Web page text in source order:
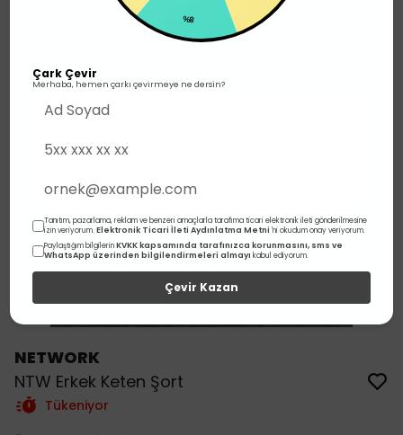
NETWORK
NTW Erkek Keten Şort
Tükeniyor
8%
Çark Çevir
Merhaba, hemen çarkı çevirmeye ne dersin?
Tanıtım, pazarlama, reklam ve benzeri amaçlarla tarafıma ticari elektronik ileti gönderilmesine
izin veriyorum.Elektronik Ticari İleti Aydınlatma Metni 'ni okudum onay veriyorum.
Paylaştığım bilgilerinKVKK kapsamında tarafınızca korunmasını, sms ve
WhatsApp üzerinden bilgilendirmeleri almayı kabul ediyorum.
Çevir Kazan